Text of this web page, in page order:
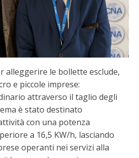
alleggerire le bollette esclude,
e piccole imprese:
attraverso il taglio degli
è stato destinato
con una potenza
a 16,5 KW/h, lasciando
operanti nei servizi alla